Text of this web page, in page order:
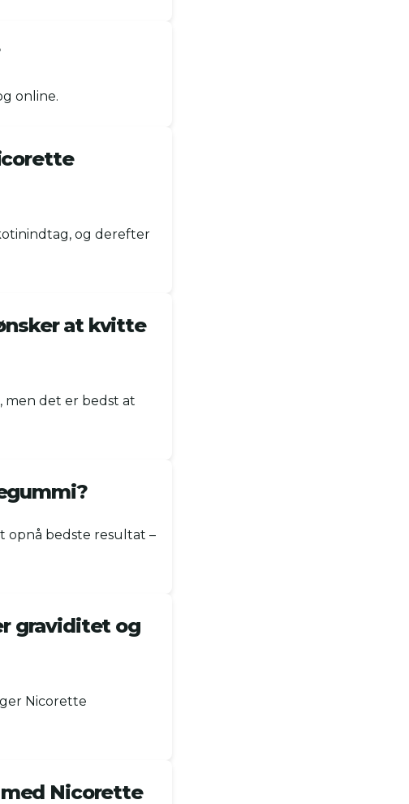
online.
og derefter
at kvitte
det er bedst at
opnå bedste resultat –
graviditet og
Nicorette
med Nicorette